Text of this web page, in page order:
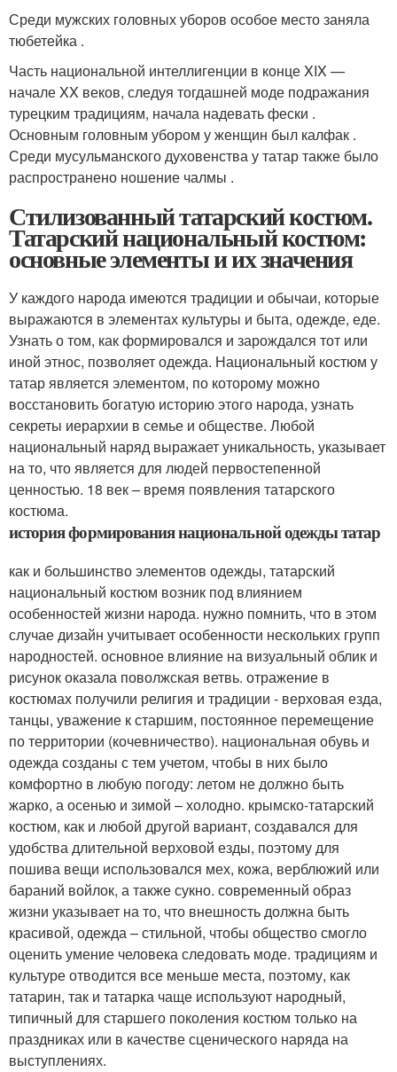
Среди мужских головных уборов особое место заняла
тюбетейка .
Часть национальной интеллигенции в конце XIX —
начале XX веков, следуя тогдашней моде подражания
турецким традициям, начала надевать фески .
Основным головным убором у женщин был калфак .
Среди мусульманского духовенства у татар также было
распространено ношение чалмы .
Стилизованный татарский костюм.
Татарский национальный костюм:
основные элементы и их значения
У каждого народа имеются традиции и обычаи, которые
выражаются в элементах культуры и быта, одежде, еде.
Узнать о том, как формировался и зарождался тот или
иной этнос, позволяет одежда. Национальный костюм у
татар является элементом, по которому можно
восстановить богатую историю этого народа, узнать
секреты иерархии в семье и обществе. Любой
национальный наряд выражает уникальность, указывает
на то, что является для людей первостепенной
ценностью. 18 век – время появления татарского
костюма.
история формирования национальной одежды татар
как и большинство элементов одежды, татарский
национальный костюм возник под влиянием
особенностей жизни народа. нужно помнить, что в этом
случае дизайн учитывает особенности нескольких групп
народностей. основное влияние на визуальный облик и
рисунок оказала поволжская ветвь. отражение в
костюмах получили религия и традиции - верховая езда,
танцы, уважение к старшим, постоянное перемещение
по территории (кочевничество). национальная обувь и
одежда созданы с тем учетом, чтобы в них было
комфортно в любую погоду: летом не должно быть
жарко, а осенью и зимой – холодно. крымско-татарский
костюм, как и любой другой вариант, создавался для
удобства длительной верховой езды, поэтому для
пошива вещи использовался мех, кожа, верблюжий или
бараний войлок, а также сукно. современный образ
жизни указывает на то, что внешность должна быть
красивой, одежда – стильной, чтобы общество смогло
оценить умение человека следовать моде. традициям и
культуре отводится все меньше места, поэтому, как
татарин, так и татарка чаще используют народный,
типичный для старшего поколения костюм только на
праздниках или в качестве сценического наряда на
выступлениях.